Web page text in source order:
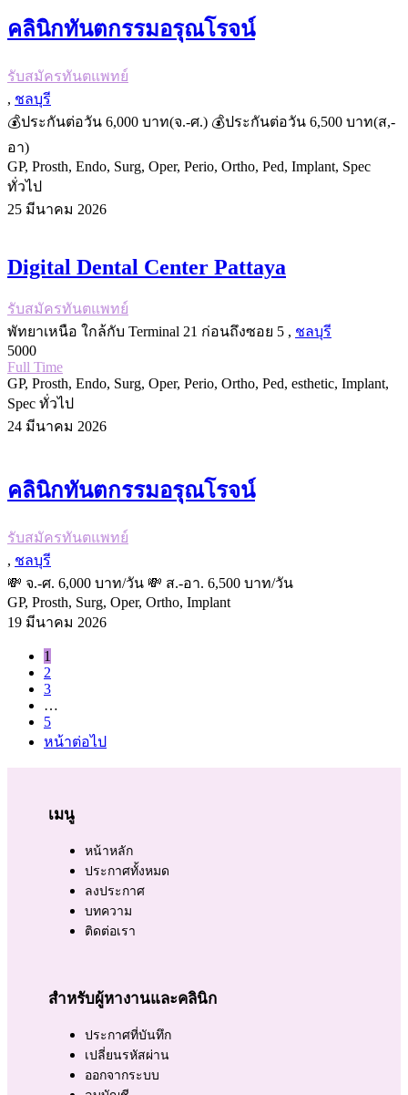
คลินิกทันตกรรมอรุณโรจน์
รับสมัครทันตแพทย์
, ชลบุรี
💰ประกันต่อวัน 6,000 บาท(จ.-ศ.) 💰ประกันต่อวัน 6,500 บาท(ส,-
อา)
GP, Prosth, Endo, Surg, Oper, Perio, Ortho, Ped, Implant, Spec
ทั่วไป
25 มีนาคม 2026
Digital Dental Center Pattaya
รับสมัครทันตแพทย์
พัทยาเหนือ ใกล้กับ Terminal 21 ก่อนถึงซอย 5 , ชลบุรี
5000
Full Time
GP, Prosth, Endo, Surg, Oper, Perio, Ortho, Ped, esthetic, Implant,
Spec ทั่วไป
24 มีนาคม 2026
คลินิกทันตกรรมอรุณโรจน์
รับสมัครทันตแพทย์
, ชลบุรี
💸 จ.-ศ. 6,000 บาท/วัน 💸 ส.-อา. 6,500 บาท/วัน
GP, Prosth, Surg, Oper, Ortho, Implant
19 มีนาคม 2026
1
2
3
…
5
หน้าต่อไป
เมนู
หน้าหลัก
ประกาศทั้งหมด
ลงประกาศ
บทความ
ติดต่อเรา
สำหรับผู้หางานและคลินิก
ประกาศที่บันทึก
เปลี่ยนรหัสผ่าน
ออกจากระบบ